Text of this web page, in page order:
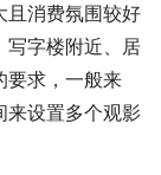
且消费氛围较好
写字楼附近、居
要求，一般来
来设置多个观影